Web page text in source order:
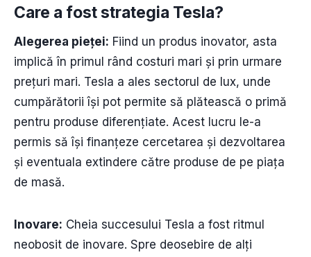
Care a fost strategia Tesla?
Alegerea pieței: Fiind un produs inovator, asta
implică în primul rând costuri mari și prin urmare
prețuri mari. Tesla a ales sectorul de lux, unde
cumpărătorii își pot permite să plătească o primă
pentru produse diferențiate. Acest lucru le-a
permis să își finanțeze cercetarea și dezvoltarea
și eventuala extindere către produse de pe piața
de masă.
Inovare: Cheia succesului Tesla a fost ritmul
neobosit de inovare. Spre deosebire de alți